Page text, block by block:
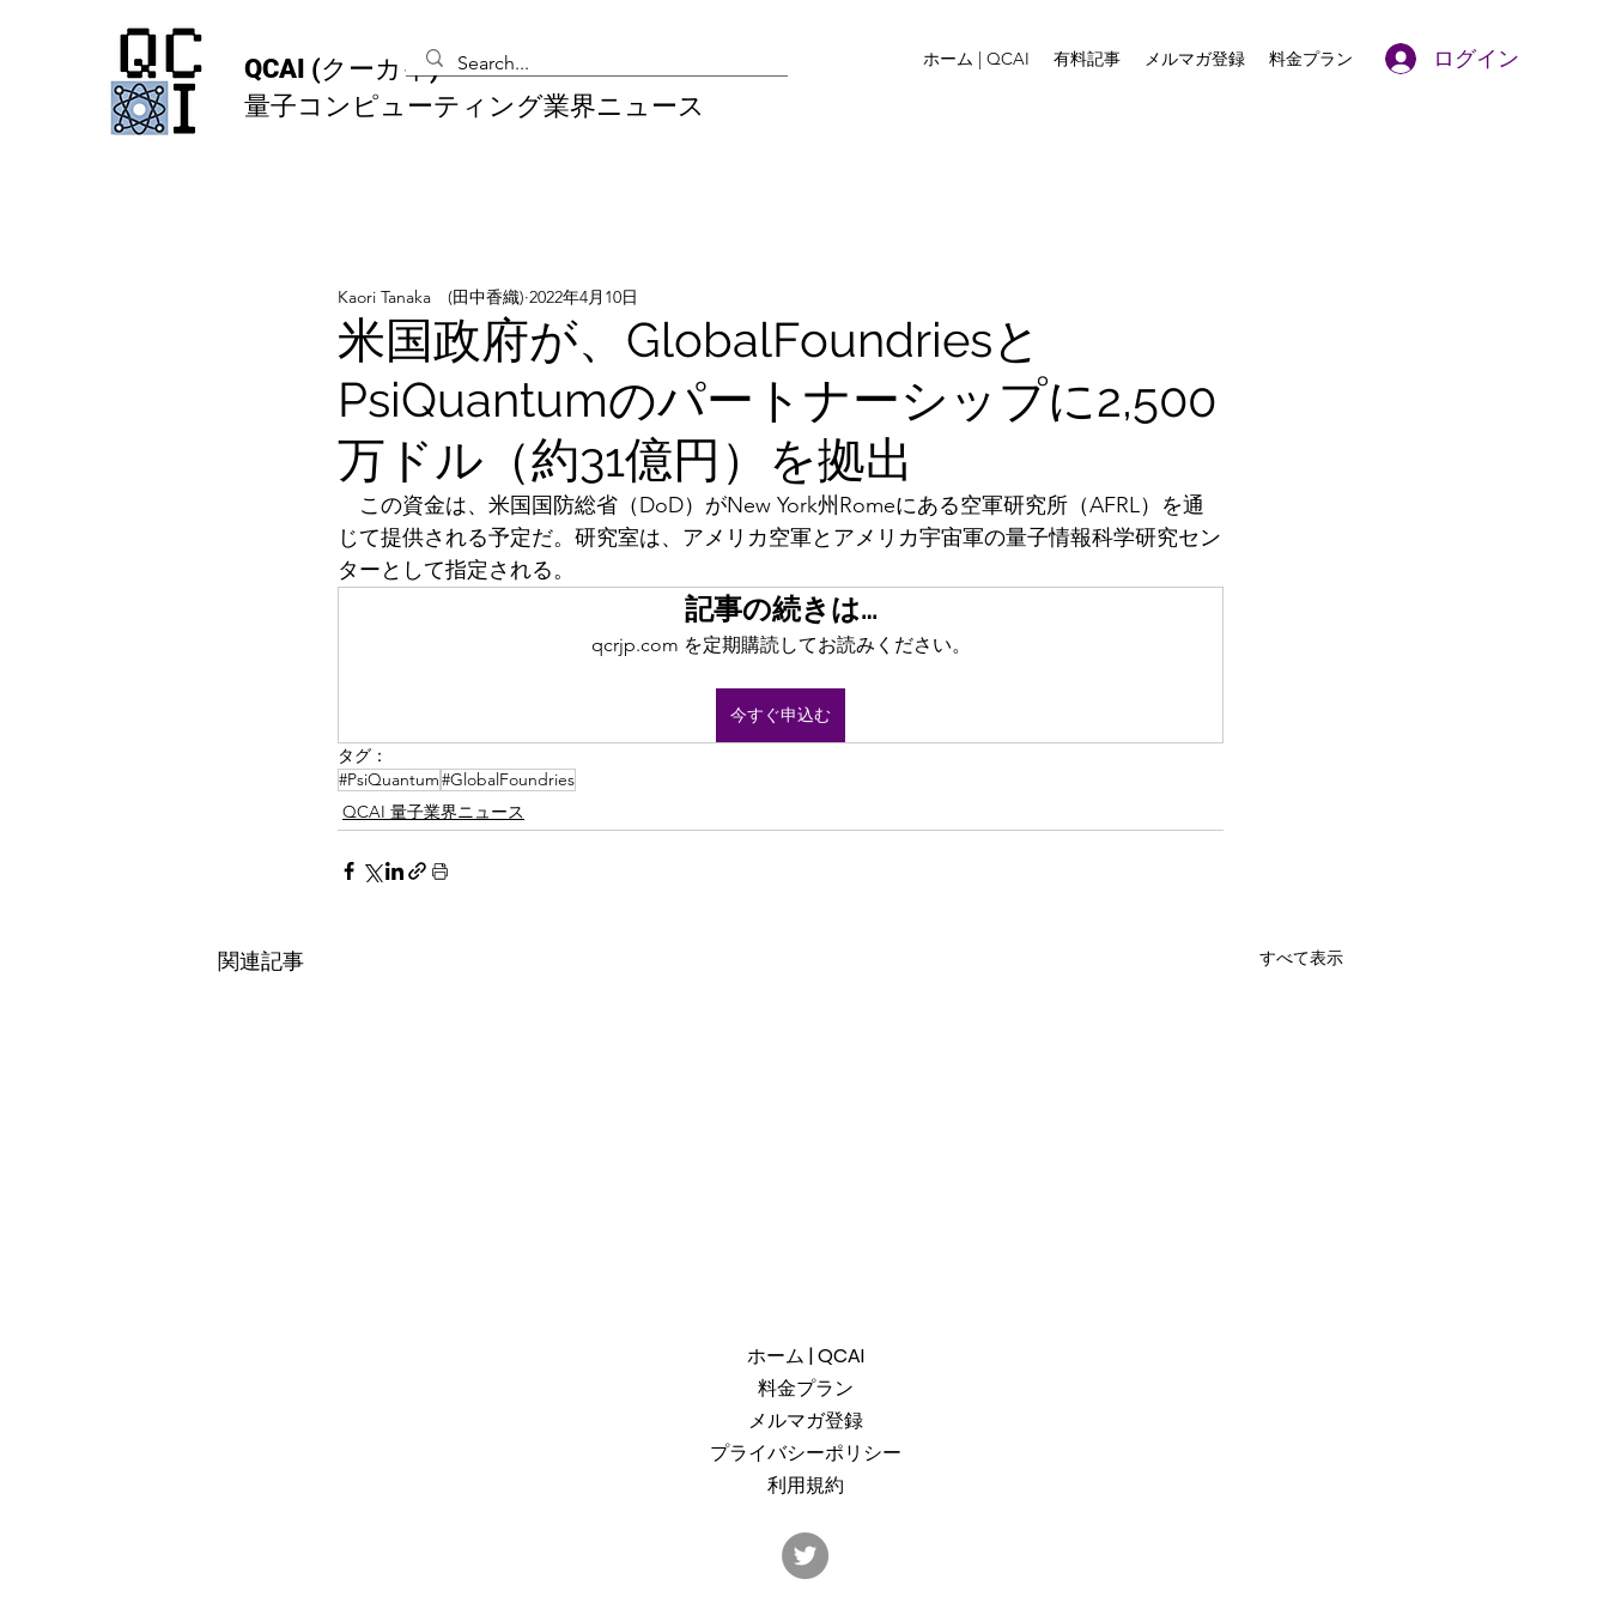
QCAI (クーカイ)
量子コンピューティング業界ニュース
ホーム | QCAI 有料記事 メルマガ登録 料金プラン ログイン
米国政府が、GlobalFoundriesと
PsiQuantumのパートナーシップに2,500
万ドル（約31億円）を拠出
Kaori Tanaka (田中香織) 2022年4月10日
この資金は、米国国防総省（DoD）がNew York州Romeにある空軍研究所（AFRL）を通
じて提供される予定だ。研究室は、アメリカ空軍とアメリカ宇宙軍の量子情報科学研究セン
ターとして指定される。
記事の続きは…
qcrjp.com を定期購読してお読みください。
今すぐ申込む
タグ：
#PsiQuantum#GlobalFoundries
QCAI 量子業界ニュース
関連記事 すべて表示
産総研のG-QuATに冷却原子
(中性原子)方式の米国QuEra社
ホーム | QCAI
料金プラン
メルマガ登録
プライバシーポリシー
利用規約